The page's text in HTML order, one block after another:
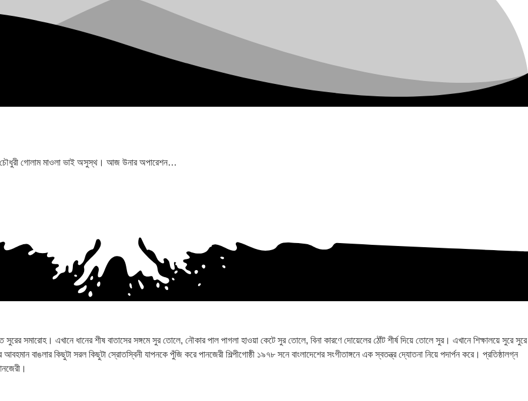
চৌধুরী গোলাম মাওলা ভাই অসুস্থ। আজ উনার অপারেশন…
সমারোহ। এখানে ধানের শীষ বাতাসের সঙ্গমে সুর তোলে, নৌকার পাল পাগলা হাওয়া কেটে সুর তোলে, বিনা কারণে দোয়েলের ঠোঁট শীর্ষ দিয়ে তোলে সুর। এখানে শিক্ষালয়ে সুরে সুরে
বাঙলার কিছুটা সরল কিছুটা স্রোতস্বিনী যাপনকে পুঁজি করে পানজেরী শিল্পীগোষ্ঠী ১৯৭৮ সনে বাংলাদেশের সংগীতাঙ্গনে এক স্বতন্ত্র দ্যোতনা নিয়ে পদার্পন করে। প্রতিষ্ঠালগ্ন